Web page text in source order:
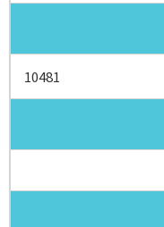
10481